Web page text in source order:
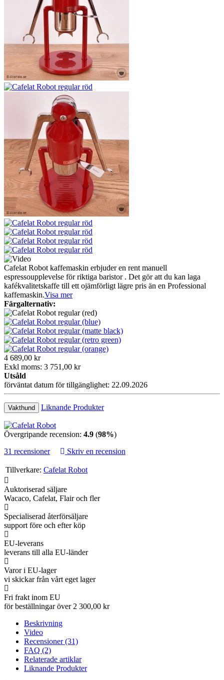
Cafelat Robot kaffemaskin erbjuder en rent manuell
espressoupplevelse för riktiga baristor . Det gör att du kan laga
kafékvalitetskaffe till ett ojämförligt lägre pris än en Professional
kaffemaskin.Visa mer
Färgalternativ:
4 689,00 kr
Exkl moms: 3 751,00 kr
Utsåld
förväntat datum för tillgänglighet: 22.09.2026
Vakthund Liknande Produkter
Övergripande recension: 4.9 (98%)
31 recensioner
Skriv en recension
Tillverkare: Cafelat Robot
Auktoriserad säljare
Wacaco, Cafelat, Flair och fler
Specialiserad återförsäljare
support före och efter köp
EU-leverans
leverans till alla EU-länder
Varor i EU-lager
vi skickar från vårt eget lager
Fri frakt inom EU
för beställningar över 2 300,00 kr
Beskrivning
Video
Recensioner (31)
FAQ (2)
Relaterade artiklar
Liknande Produkter